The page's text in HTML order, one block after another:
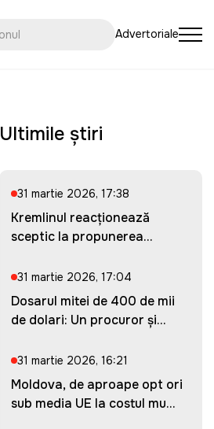
Advertoriale
Ultimile știri
31 martie 2026, 17:38
Kremlinul reacționează
sceptic la propunerea
31 martie 2026, 17:04
Dosarul mitei de 400 de mii
de dolari: Un procuror și...
31 martie 2026, 16:21
Moldova, de aproape opt ori
sub media UE la costul mu...